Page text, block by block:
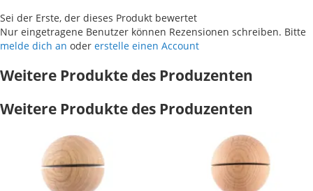
Sei der Erste, der dieses Produkt bewertet
Nur eingetragene Benutzer können Rezensionen schreiben. Bitte
melde dich an oder erstelle einen Account
Weitere Produkte des Produzenten
Weitere Produkte des Produzenten